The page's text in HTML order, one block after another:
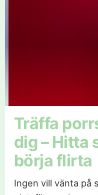
Träffa
dig – Hitta
börja flirta
Ingen vill vänta på